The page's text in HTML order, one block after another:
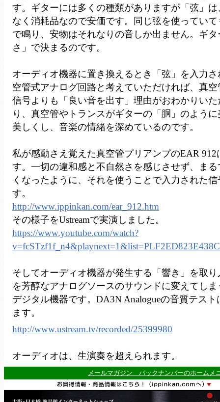
す。ギターには多くの種類がありますが「弦」
なく消耗品なので安価です。同じ弦を使ってい
で鳴り、安物はそれなりの音しか出ません。ギ
さ」で決まるのです。
オーディオ機器に置き換えるとき「弦」を入力
空管式アナログ回路と考えていただければ、真
信号よりも「良い音を出す」理由がおわかりい
り、真空管やトランスがギターの「胴」のよう
美しくし、音楽の情緒を深めているのです。
私が感動さえ覚えた真空管プリアンプのEAR
す。一切の違和感と不自然さを感じさせず、ま
くなったように、それを使うことで入力された
す。
http://www.ippinkan.com/ear_912.htm
その様子をUstreamで実演しました。
https://www.youtube.com/watch?
そしてオーディオ機器が発生する「響き」を取
を芳醇なアナログソースのサウンドに変えてし
デジタル機器です。DA3N Analogueの音質テスト
ます。
http://www.ustream.tv/recorded/25399980
オーディオは、生演奏を超えられます。
メールマガジン バックナンバーのホームメ